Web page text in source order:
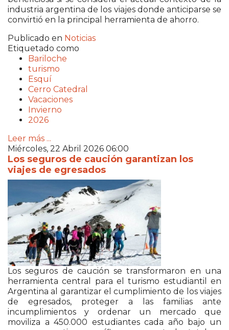
industria argentina de los viajes donde anticiparse se
convirtió en la principal herramienta de ahorro.
Publicado en Noticias
Etiquetado como
Bariloche
turismo
Esquí
Cerro Catedral
Vacaciones
Invierno
2026
Leer más ...
Miércoles, 22 Abril 2026 06:00
Los seguros de caución garantizan los
viajes de egresados
Los seguros de caución se transformaron en una
herramienta central para el turismo estudiantil en
Argentina al garantizar el cumplimiento de los viajes
de egresados, proteger a las familias ante
incumplimientos y ordenar un mercado que
moviliza a 450.000 estudiantes cada año bajo un